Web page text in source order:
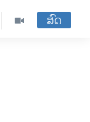
ສົດ